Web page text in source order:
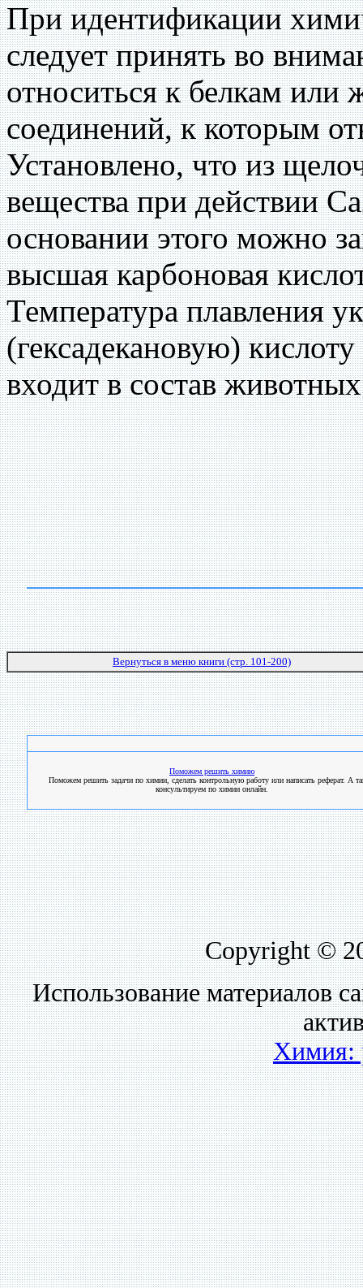
При идентификации
следует принять во
относиться к белкам или
соединений, к которым
Установлено, что из
вещества при действии
основании этого можно
высшая карбоновая
Температура плавления
(гексадекановую)
входит в состав
Вернуться в меню книги (стр. 101-200)
Поможем решить химию
Поможем решить задачи по химии, сделать контрольную работу или написать реферат. А
консультируем по химии онлайн.
Copyright ©
Использование материалов
Химия: